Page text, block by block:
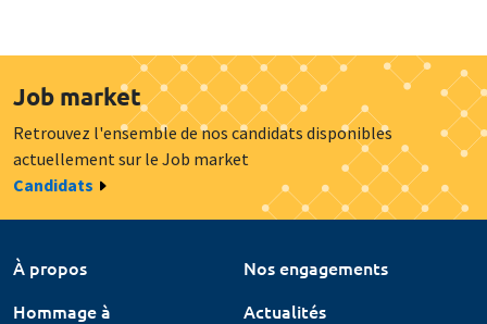
Job market
Retrouvez l'ensemble de nos candidats disponibles
actuellement sur le Job market
Candidats
À propos
Nos engagements
Hommage à
Actualités